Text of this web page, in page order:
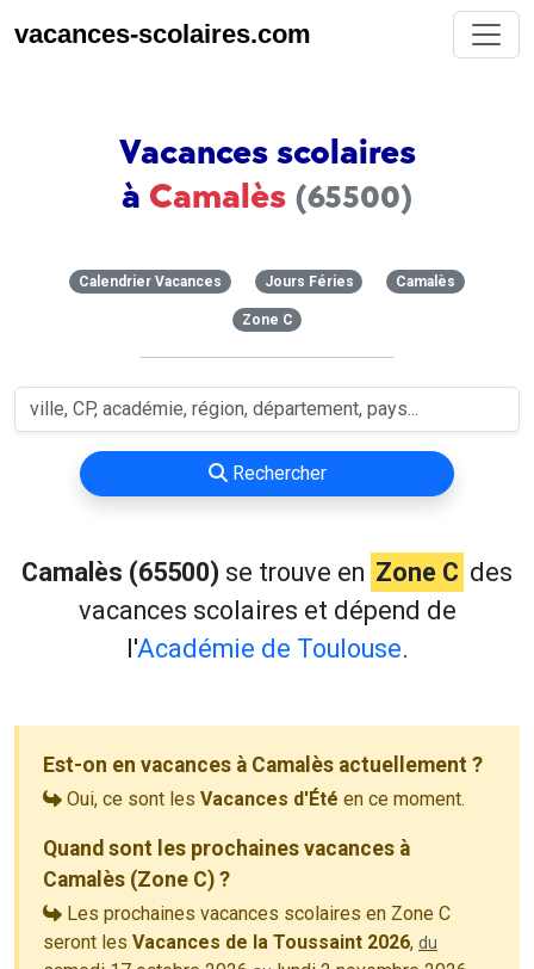
vacances-scolaires.com
Vacances scolaires
à Camalès (65500)
Calendrier Vacances Jours Féries Camalès
Zone C
Rechercher
Camalès (65500) se trouve en Zone C des
vacances scolaires et dépend de
l'Académie de Toulouse.
Est-on en vacances à Camalès actuellement ?
Oui, ce sont les Vacances d'Été en ce moment.
Quand sont les prochaines vacances à
Camalès (Zone C) ?
Les prochaines vacances scolaires en Zone C
seront les Vacances de la Toussaint 2026, du